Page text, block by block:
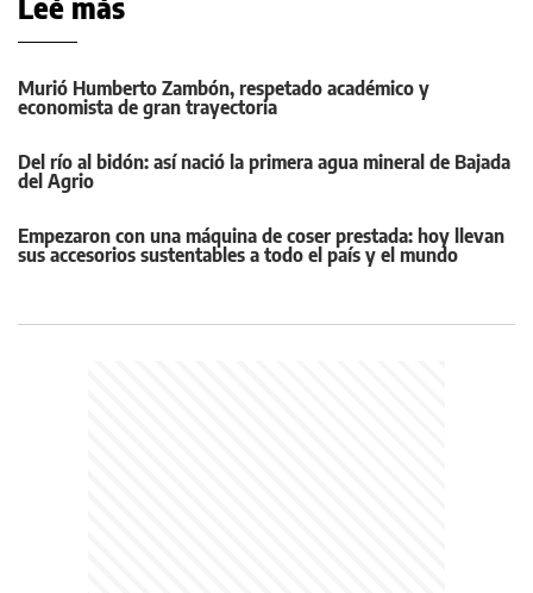
Leé más
Murió Humberto Zambón, respetado académico y
economista de gran trayectoria
Del río al bidón: así nació la primera agua mineral de Bajada
del Agrio
Empezaron con una máquina de coser prestada: hoy llevan
sus accesorios sustentables a todo el país y el mundo